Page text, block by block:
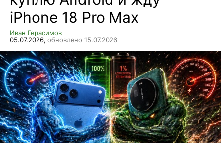
iPhone 18 Pro Max
Иван Герасимов
05.07.2026, обновлено 15.07.2026